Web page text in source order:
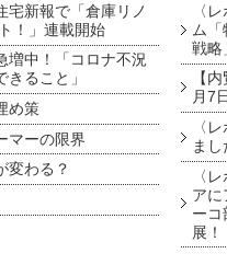
宅新報で「倉庫リノ
！」連載開始
増中！「コロナ不況
ること」
め策
マーの限界
変わる？
〈
ム
戦略
【
月7
〈
まし
〈
アに
ーコ
展！